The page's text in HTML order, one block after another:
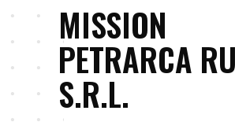
MISSION
PETRARCA
S.R.L.